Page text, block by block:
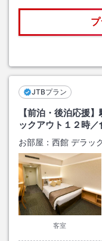
JTBプラン
【前泊・後泊応援
ックアウト１２時／
お部屋： 西館 デラッ
客室